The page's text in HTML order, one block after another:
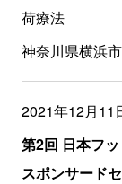
荷療法
神奈川県横浜市
2021年12月11
第2回 日本フ
スポンサード